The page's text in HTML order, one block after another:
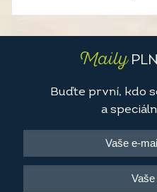
Maily
Buďte první, kdo
a